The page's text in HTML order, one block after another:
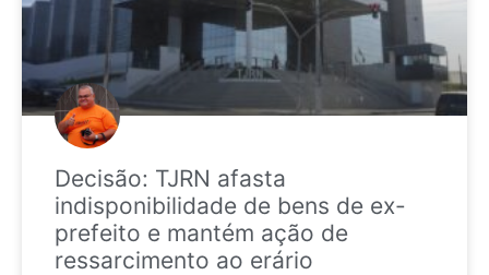
Decisão: TJRN afasta
indisponibilidade de bens de ex-
prefeito e mantém ação de
ressarcimento ao erário